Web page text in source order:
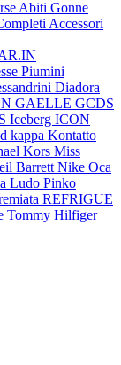
Abiti Gonne
Accessori
Piumini
Diadora
GAELLE GCDS
Iceberg ICON
kappa Kontatto
Kors Miss
Barrett Nike Oca
Ludo Pinko
REFRIGUE
Tommy Hilfiger